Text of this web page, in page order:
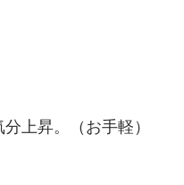
上昇。（お手軽）